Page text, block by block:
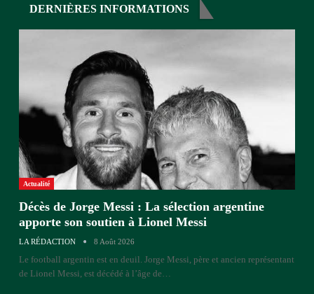
DERNIÈRES INFORMATIONS
Actualité
Décès de Jorge Messi : La sélection argentine
apporte son soutien à Lionel Messi
LA RÉDACTION 8 Août 2026
Le football argentin est en deuil. Jorge Messi, père et ancien représentant
de Lionel Messi, est décédé à l’âge de